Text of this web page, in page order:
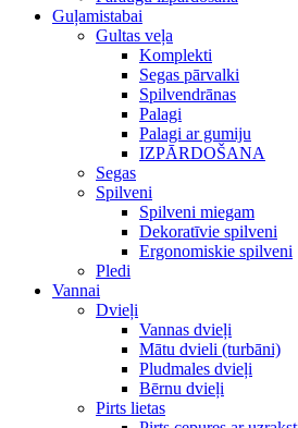
Guļamistabai
Gultas veļa
Komplekti
Segas pārvalki
Spilvendrānas
Palagi
Palagi ar gumiju
IZPĀRDOŠANA
Segas
Spilveni
Spilveni miegam
Dekoratīvie spilveni
Ergonomiskie spilveni
Pledi
Vannai
Dvieļi
Vannas dvieļi
Mātu dvieli (turbāni)
Pludmales dvieļi
Bērnu dvieļi
Pirts lietas